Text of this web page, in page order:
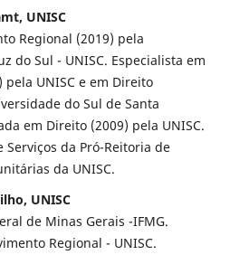
UNISC
Regional (2019) pela
do Sul - UNISC. Especialista em
pela UNISC e em Direito
do Sul de Santa
em Direito (2009) pela UNISC.
Serviços da Pró-Reitoria de
da UNISC.
UNISC
de Minas Gerais -IFMG.
Regional - UNISC.